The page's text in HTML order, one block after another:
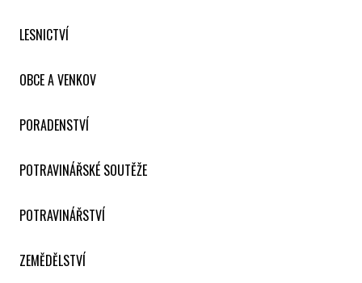
LESNICTVÍ
OBCE A VENKOV
PORADENSTVÍ
POTRAVINÁŘSKÉ SOUTĚŽE
POTRAVINÁŘSTVÍ
ZEMĚDĚLSTVÍ